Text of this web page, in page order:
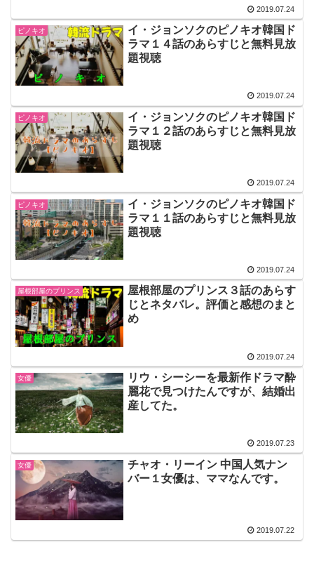
2019.07.24
ピノキオ
イ・ジョンソクのピノキオ韓国ド
ラマ１４話のあらすじと無料見放
題視聴
2019.07.24
ピノキオ
イ・ジョンソクのピノキオ韓国ド
ラマ１２話のあらすじと無料見放
題視聴
2019.07.24
ピノキオ
イ・ジョンソクのピノキオ韓国ド
ラマ１１話のあらすじと無料見放
題視聴
2019.07.24
屋根部屋のプリンス
屋根部屋のプリンス３話のあらす
じとネタバレ。評価と感想のまと
め
2019.07.24
女優
リウ・シーシーを最新作ドラマ酔
麗花で見つけたんですが、結婚出
産してた。
2019.07.23
女優
チャオ・リーイン 中国人気ナン
バー１女優は、ママなんです。
2019.07.22